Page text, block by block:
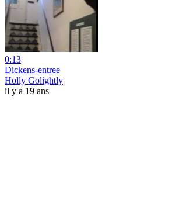
0:13
Dickens-entree
Holly Golightly
il y a 19 ans